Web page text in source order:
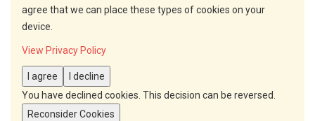
agree that we can place these types of cookies on your
device.
View Privacy Policy
I agree
I decline
You have declined cookies. This decision can be reversed.
Reconsider Cookies